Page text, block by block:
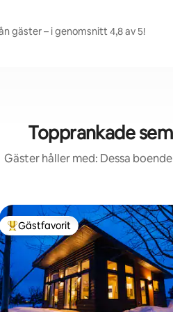
gäster – i genomsnitt 4,8 av 5!
Topprankade
Gäster håller med: Dessa
Populär gästfavorit
Gästfavorit